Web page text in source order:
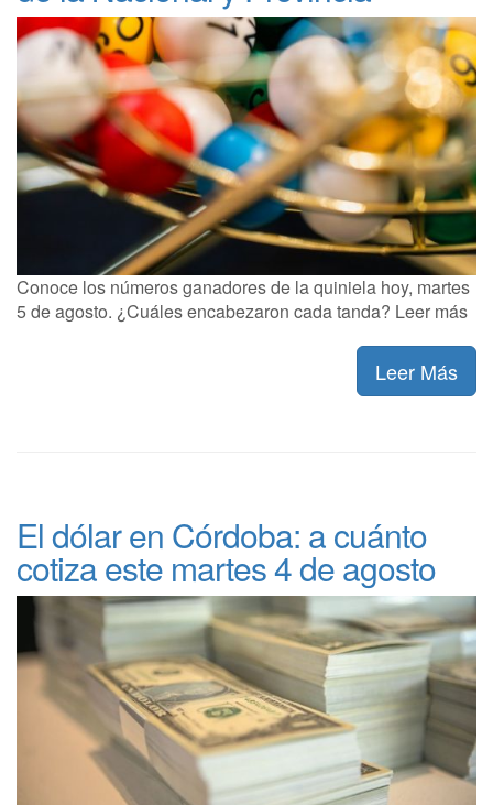
Conoce los números ganadores de la quiniela hoy, martes
5 de agosto. ¿Cuáles encabezaron cada tanda? Leer más
Leer Más
El dólar en Córdoba: a cuánto
cotiza este martes 4 de agosto